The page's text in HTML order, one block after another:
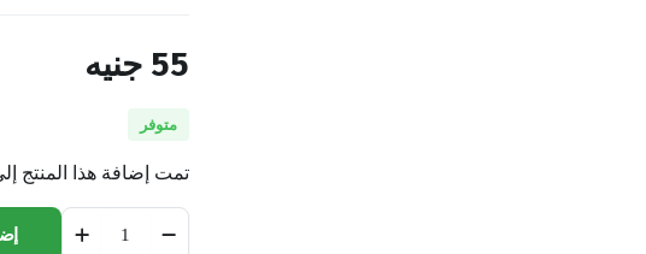
55 جنيه
متوفر
تمت إضافة هذا المنتج
HAIR